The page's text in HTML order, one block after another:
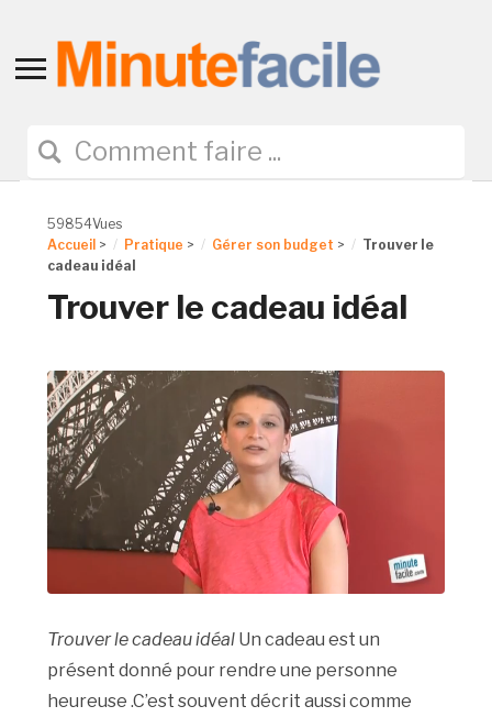
Toggle
navigation
59854Vues
Accueil > Pratique > Gérer son budget >
Trouver le
cadeau idéal
Trouver le cadeau idéal
Trouver le cadeau idéal Un cadeau est un
présent donné pour rendre une personne
heureuse .C’est souvent décrit aussi comme